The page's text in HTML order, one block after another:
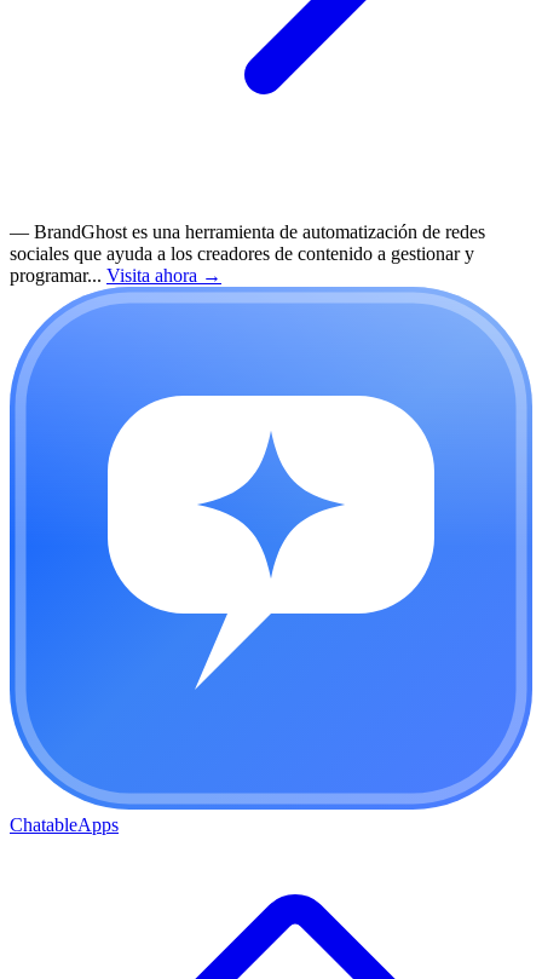
— BrandGhost es una herramienta de automatización de redes
sociales que ayuda a los creadores de contenido a gestionar y
programar... Visita ahora →
ChatableApps